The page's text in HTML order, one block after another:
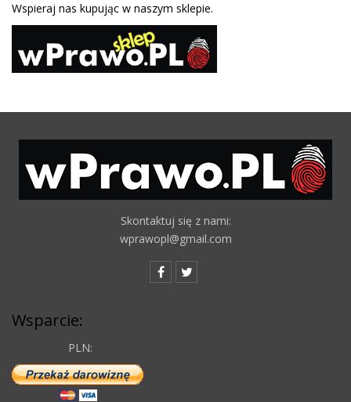
Wspieraj nas kupując w naszym sklepie.
Skontaktuj się z nami:
wprawopl@gmail.com
Wsparcie:
PLN: